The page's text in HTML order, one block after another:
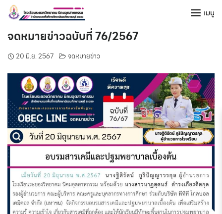
Skip
content
เมนู
จดหมายข่าวฉบับที่ 76/2567
20 มิ.ย. 2567 จดหมายข่าว